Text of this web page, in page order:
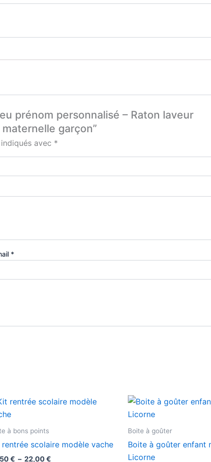
prénom personnalisé – Raton laveur
garçon”
avec *
*
à bons points
rentrée scolaire modèle vache
€ – 22,00€
Plage
de
22,00 €
Ce
Boite à goûter
Boite à goûter enfant
Licorne